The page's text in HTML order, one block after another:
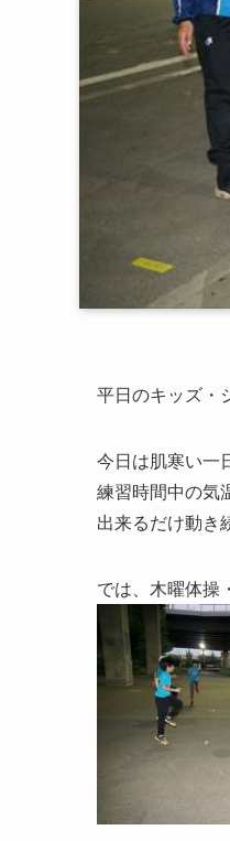
平日のキッズ・
今日は肌寒い一
練習時間中の気
出来るだけ動き
では、木曜体操